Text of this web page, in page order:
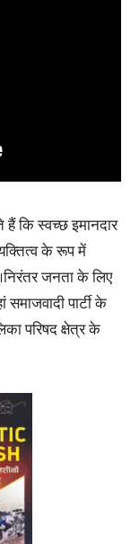
कि स्वच्छ इमानदार
के रूप में
जनता के लिए
पार्टी के
परिषद क्षेत्र के